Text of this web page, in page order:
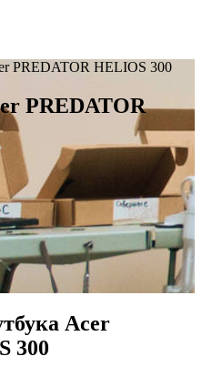
PREDATOR HELIOS 300
PREDATOR
Acer
300